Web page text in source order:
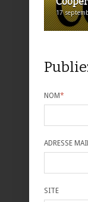
17
NOM*
ADRESSE
SITE